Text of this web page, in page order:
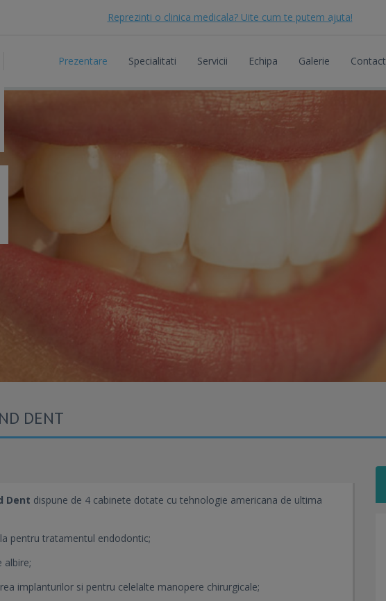
Reprezinti o clinica medicala? Uite cum te putem ajuta!
Prezentare Specialitati Servicii Echipa Galerie Contact
DENT
Dent dispune de 4 cabinete dotate cu tehnologie americana de ultima
pentru tratamentul endodontic;
albire;
implanturilor si pentru celelalte manopere chirurgicale;